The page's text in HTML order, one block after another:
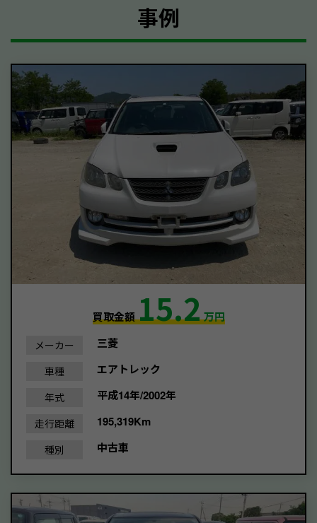
事例
買取金額15.2万円
メーカー 三菱
車種 エアトレック
年式 平成14年/2002年
走行距離 195,319Km
種別 中古車